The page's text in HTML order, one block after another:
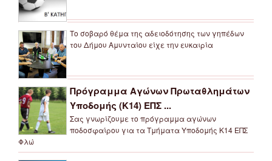
Το σοβαρό θέμα της αδειοδότησης των γηπέδων
του Δήμου Αμυνταίου είχε την ευκαιρία
Πρόγραμμα Αγώνων Πρωταθλημάτων
Υποδομής (Κ14) ΕΠΣ ...
Σας γνωρίζουμε το πρόγραμμα αγώνων
ποδοσφαίρου για τα Τμήματα Υποδομής Κ14 ΕΠΣ
Φλώ